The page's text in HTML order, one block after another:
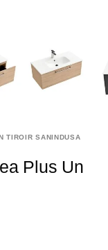
TIROIR SANINDUSA
Plus Un